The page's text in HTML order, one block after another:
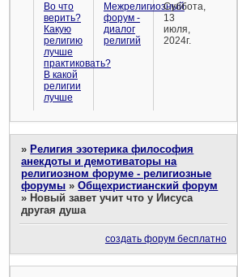
Во что
верить?
Какую
религию
лучше
практиковать?
В какой
религии
лучше
Межрелигиозный
форум -
диалог
религий
Суббота,
13
июля,
2024г.
» Религия эзотерика философия
анекдоты и демотиваторы на
религиозном форуме - религиозные
форумы »Общехристианский форум
» Новый завет учит что у Иисуса
другая душа
создать форум бесплатно